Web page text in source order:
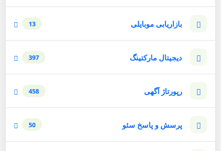
بازاریابی موبایلی 13
دیجیتال مارکتینگ 397
رپورتاژ آگهی 458
پرسش و پاسخ سئو 50